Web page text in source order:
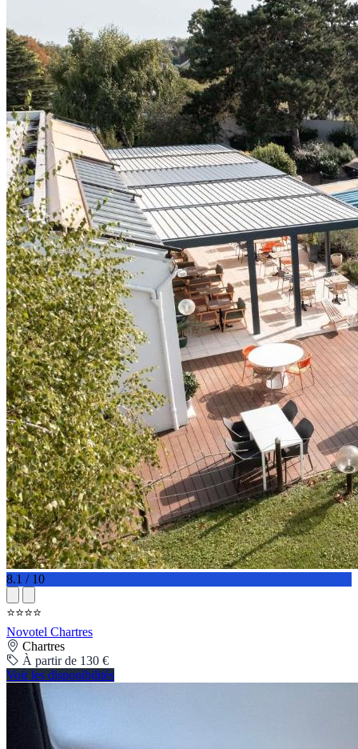
8.1 / 10
⭐⭐⭐⭐
Novotel Chartres
Chartres
À partir de 130 €
Voir les disponibilités